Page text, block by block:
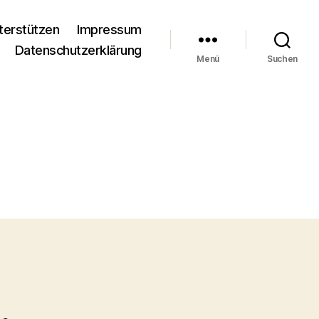
Impressum
Datenschutzerklärung
Menü Suchen